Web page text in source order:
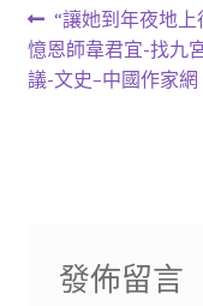
文
章
上
一
篇
“讓她到年夜地
憶恩師韋君宜-找九
議-文史–中國作家網
發佈留言